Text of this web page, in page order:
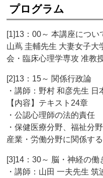
プログラム
[1]13：00～ 本講座につい
山蔦 圭輔先生 大妻女子大
会・臨床心理学専攻 准教
[2]13：15～ 関係行政論
・講師：野村 和彦先生
【内容】テキスト24章
・公認心理師の法的責任
・保健医療分野、福祉分
産業・労働分野に関係す
[3]14：30～ 脳・神経の働
・講師：山田 一夫先生